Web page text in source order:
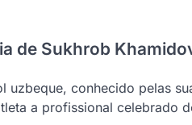
de Sukhrob
conhecido pelas
a profissional celebrado